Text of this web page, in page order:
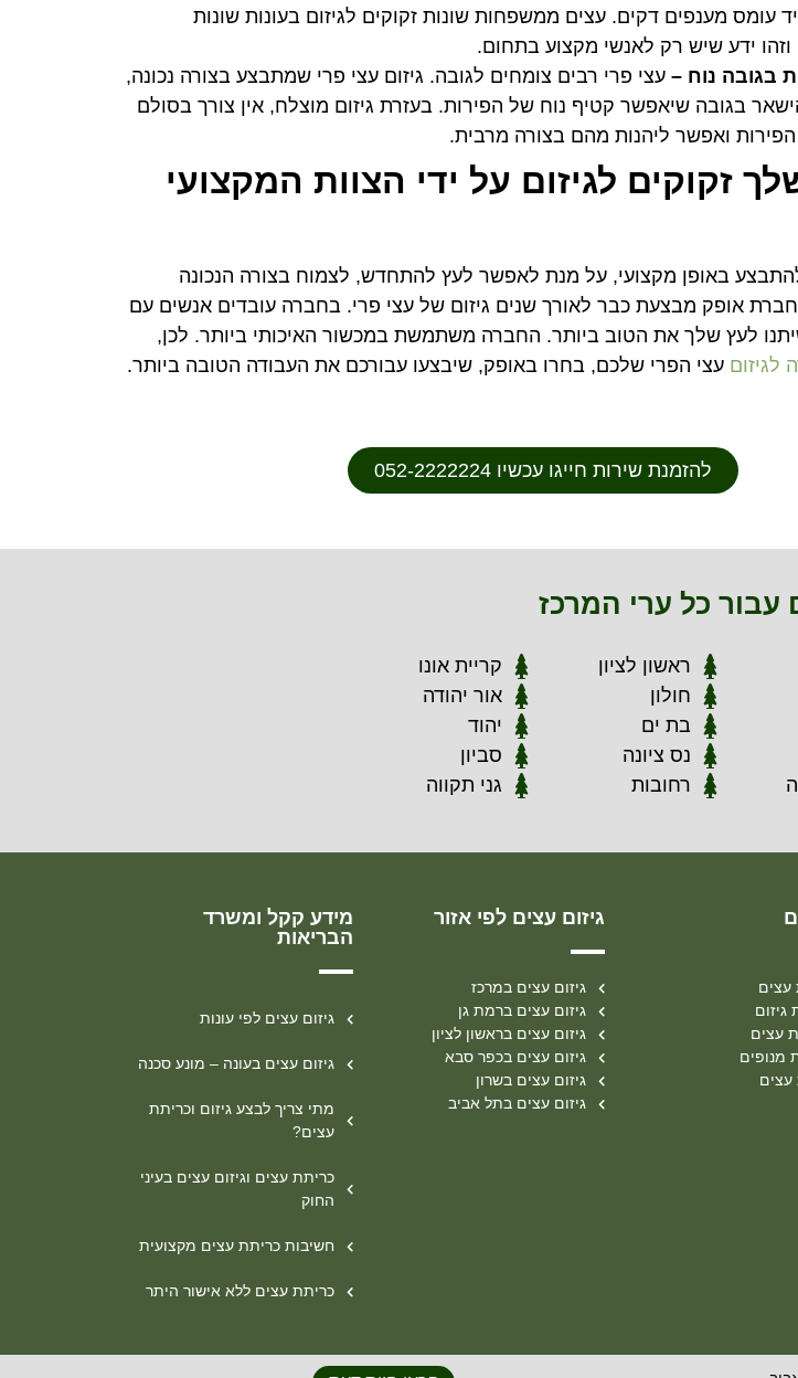
עומס מענפים דקים. עצים ממשפחות שונות זקוקים לגיזום בעונות שונות
וזהו ידע שיש רק לאנשי מקצוע בתחום.
בגובה נוח – עצי פרי רבים צומחים לגובה. גיזום עצי פרי שמתבצע בצורה נכונה,
בגובה שיאפשר קטיף נוח של הפירות. בעזרת גיזום מוצלח, אין צורך בסולם
ואפשר ליהנות מהם בצורה מרבית.
זקוקים לגיזום על ידי הצוות המקצועי
להתבצע באופן מקצועי, על מנת לאפשר לעץ להתחדש, לצמוח בצורה הנכונה
חברת אופק מבצעת כבר לאורך שנים גיזום של עצי פרי. בחברה עובדים אנשים עם
לעץ שלך את הטוב ביותר. החברה משתמשת במכשור האיכותי ביותר. לכן,
לגיזום עצי הפרי שלכם, בחרו באופק, שיבצעו עבורכם את העבודה הטובה ביותר.
להזמנת שירות חייגו עכשיו 052-2222224⁩
עבור כל ערי המרכז
ראשון לציון
חולון
בת ים
נס ציונה
רחובות
קריית אונו
אור יהודה
יהוד
סביון
גני תקווה
עצים
גיזום
עצים
מנופים
עצים
גיזום עצים לפי אזור
גיזום עצים במרכז
גיזום עצים ברמת גן
גיזום עצים בראשון לציון
גיזום עצים בכפר סבא
גיזום עצים בשרון
גיזום עצים בתל אביב
מידע קקל ומשרד
הבריאות
גיזום עצים לפי עונות
גיזום עצים בעונה – מונע סכנה
מתי צריך לבצע גיזום וכריתת
עצים?
כריתת עצים וגיזום עצים בעיני
החוק
חשיבות כריתת עצים מקצועית
כריתת עצים ללא אישור היתר